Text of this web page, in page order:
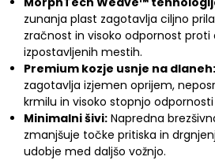
zunanja plast zagotavlja ciljno
zračnost in visoko odpornost proti
izpostavljenih mestih.
Premium kozje usnje na dlaneh:
zagotavlja izjemen oprijem,
krmilu in visoko stopnjo
Minimalni šivi: Napredna
zmanjšuje točke pritiska in
udobje med daljšo vožnjo.